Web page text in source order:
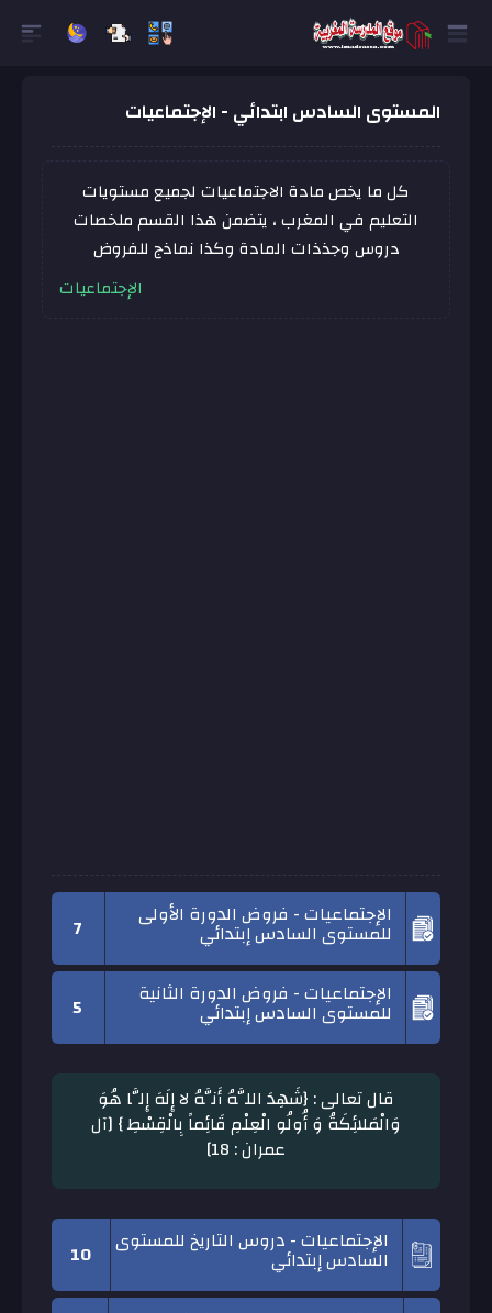
المستوى السادس ابتدائي - الإجتماعيات
كل ما يخص مادة الاجتماعيات لجميع مستويات
التعليم في المغرب ، يتضمن هذا القسم ملخصات
دروس وجذذات المادة وكذا نماذج للفروض
الإجتماعيات
الإجتماعيات - فروض الدورة الأولى
للمستوى السادس إبتدائي 7
الإجتماعيات - فروض الدورة الثانية
للمستوى السادس إبتدائي 5
قال تعالى : {شَهِدَ اللَّهُ أَنَّهُ لا إِلَهَ إِلَّا هُوَ
وَالْمَلائِكَةُ وَ أُولُو الْعِلْمِ قَائِماً بِالْقِسْطِ } [آل
عمران : 18]
الإجتماعيات - دروس التاريخ للمستوى
السادس إبتدائي 10